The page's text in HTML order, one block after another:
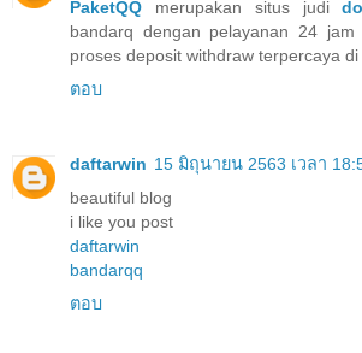
PaketQQ merupakan situs judi
bandarq dengan pelayanan 24
proses deposit withdraw terpercaya di
ตอบ
daftarwin 15 มิถุนายน 2563 เวลา
beautiful blog
i like you post
daftarwin
bandarqq
ตอบ